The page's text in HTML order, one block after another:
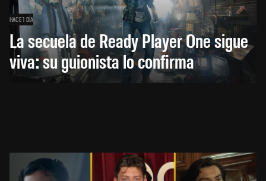
HACE 1 DÍA
La secuela de Ready Player One sigue
viva: su guionista lo confirma